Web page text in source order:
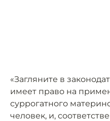
«Загляните в
имеет право на
суррогатного
человек, и,